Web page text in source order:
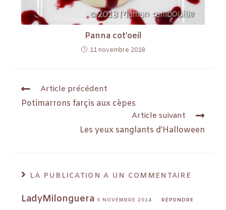
Panna cot’oeil
11 novembre 2018
Article précédent
Potimarrons farçis aux cèpes
Article suivant
Les yeux sanglants d’Halloween
LA PUBLICATION A UN COMMENTAIRE
LadyMilonguera 5 NOVEMBRE 2014 RÉPONDRE